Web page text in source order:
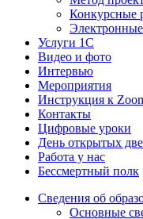
Конкурсные
Услуги 1C
Видео и фото
Интервью
Мероприятия
Инструкция к
Контакты
Цифровые уроки
День открытых
Работа у нас
Бессмертный полк
Сведения об
Основные